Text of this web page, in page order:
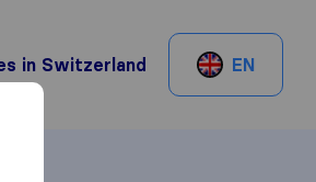
in Switzerland EN